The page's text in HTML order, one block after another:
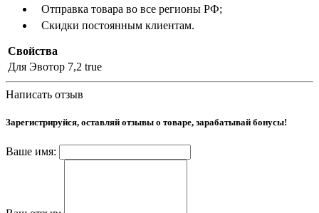
Отправка товара во все регионы РФ;
Скидки постоянным клиентам.
Свойства
Для Эвотор 7,2 true
Написать отзыв
Зарегистрируйся, оставляй отзывы о товаре, зарабатывай бонусы!
Ваше имя: